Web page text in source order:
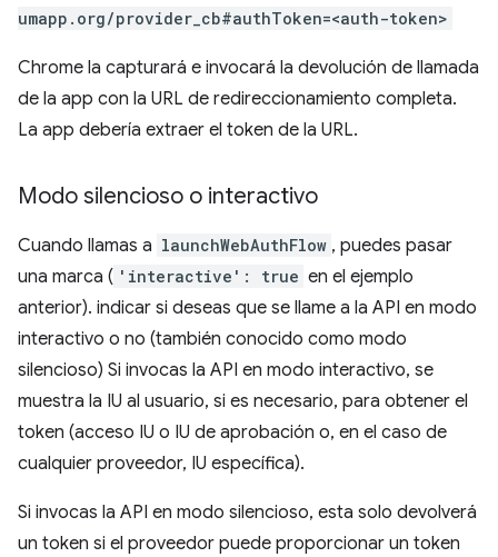
umapp.org/provider_cb#authToken=<auth-token>
Chrome la capturará e invocará la devolución de llamada
de la app con la URL de redireccionamiento completa.
La app debería extraer el token de la URL.
Modo silencioso o interactivo
Cuando llamas a launchWebAuthFlow , puedes pasar
una marca ( 'interactive': true en el ejemplo
anterior). indicar si deseas que se llame a la API en modo
interactivo o no (también conocido como modo
silencioso) Si invocas la API en modo interactivo, se
muestra la IU al usuario, si es necesario, para obtener el
token (acceso IU o IU de aprobación o, en el caso de
cualquier proveedor, IU específica).
Si invocas la API en modo silencioso, esta solo devolverá
un token si el proveedor puede proporcionar un token